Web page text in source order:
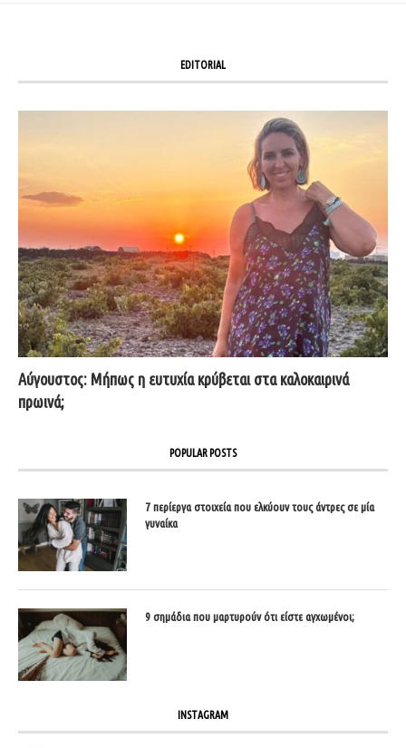
EDITORIAL
Αύγουστος: Μήπως η ευτυχία κρύβεται στα καλοκαιρινά
πρωινά;
POPULAR POSTS
7 περίεργα στοιχεία που ελκύουν τους άντρες σε μία
γυναίκα
9 σημάδια που μαρτυρούν ότι είστε αγχωμένοι;
INSTAGRAM